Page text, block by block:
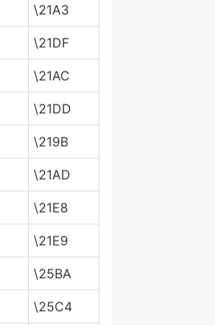
\21A3
\21DF
\21AC
\21DD
\219B
\21AD
\21E8
\21E9
\25BA
\25C4